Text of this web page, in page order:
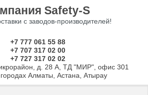
Safety-S
с заводов-производителей!
+7 777 061 55 88
+7 707 317 02 00
+7 727 317 02 02
д. 28 А, ТД "МИР", офис 301
Алматы, Астана, Атырау